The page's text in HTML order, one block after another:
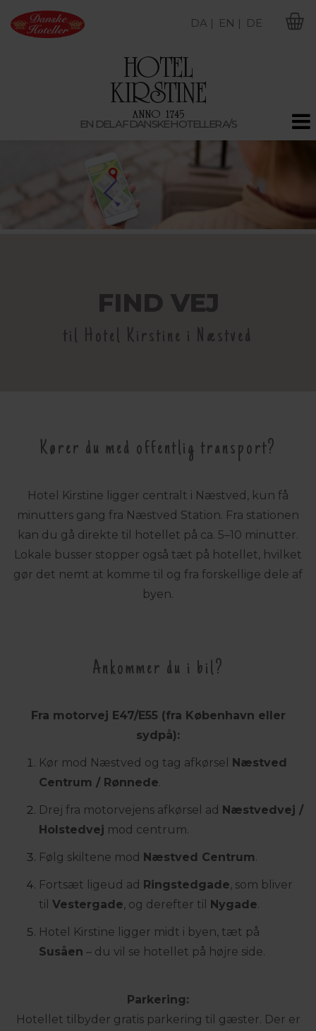
EN DEL AF DANSKE HOTELLER A/S
DA | EN | DE
FIND VEJ
til Hotel Kirstine i Næstved
Kører du med offentlig transport?
Hotel Kirstine ligger centralt i Næstved, kun få
minutters gang fra Næstved Station. Fra stationen
kan du gå direkte til hotellet på ca. 5–10 minutter.
Lokale busser stopper også tæt på hotellet, hvilket
gør det nemt at komme til og fra forskellige dele af
byen.
Ankommer du i bil?
Fra motorvej E47/E55 (fra København eller
sydpå):
Kør mod Næstved og tag afkørsel
Næstved
Centrum / Rønnede.
Drej fra motorvejens afkørsel ad Næstvedvej /
Holstedvej mod centrum.
Følg skiltene mod Næstved Centrum.
Fortsæt ligeud ad Ringstedgade, som bliver
til Vestergade, og derefter til Nygade.
Hotel Kirstine ligger midt i byen, tæt på
Susåen – du vil se hotellet på højre side.
Parkering:
Hotellet tilbyder gratis parkering til gæster. Der er